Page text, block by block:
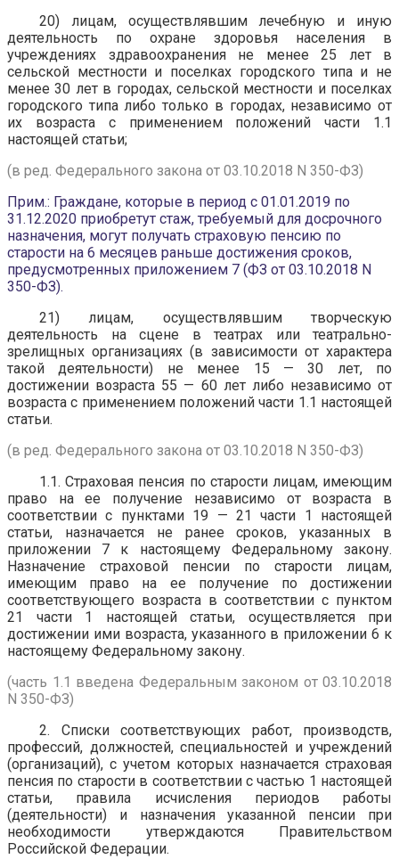
20) лицам, осуществлявшим лечебную и иную
деятельность по охране здоровья населения в
учреждениях здравоохранения не менее 25 лет в
сельской местности и поселках городского типа и не
менее 30 лет в городах, сельской местности и поселках
городского типа либо только в городах, независимо от
их возраста с применением положений части 1.1
настоящей статьи;
(в ред. Федерального закона от 03.10.2018 N 350-ФЗ)
Прим.: Граждане, которые в период с 01.01.2019 по
31.12.2020 приобретут стаж, требуемый для досрочного
назначения, могут получать страховую пенсию по
старости на 6 месяцев раньше достижения сроков,
предусмотренных приложением 7 (ФЗ от 03.10.2018 N
350-ФЗ).
21) лицам, осуществлявшим творческую
деятельность на сцене в театрах или театрально-
зрелищных организациях (в зависимости от характера
такой деятельности) не менее 15 — 30 лет, по
достижении возраста 55 — 60 лет либо независимо от
возраста с применением положений части 1.1 настоящей
статьи.
(в ред. Федерального закона от 03.10.2018 N 350-ФЗ)
1.1. Страховая пенсия по старости лицам, имеющим
право на ее получение независимо от возраста в
соответствии с пунктами 19 — 21 части 1 настоящей
статьи, назначается не ранее сроков, указанных в
приложении 7 к настоящему Федеральному закону.
Назначение страховой пенсии по старости лицам,
имеющим право на ее получение по достижении
соответствующего возраста в соответствии с пунктом
21 части 1 настоящей статьи, осуществляется при
достижении ими возраста, указанного в приложении 6 к
настоящему Федеральному закону.
(часть 1.1 введена Федеральным законом от 03.10.2018
N 350-ФЗ)
2. Списки соответствующих работ, производств,
профессий, должностей, специальностей и учреждений
(организаций), с учетом которых назначается страховая
пенсия по старости в соответствии с частью 1 настоящей
статьи, правила исчисления периодов работы
(деятельности) и назначения указанной пенсии при
необходимости утверждаются Правительством
Российской Федерации.